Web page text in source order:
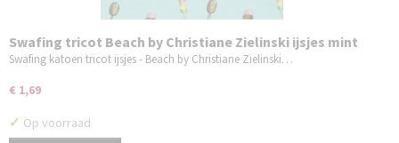
Swafing tricot Beach by Christiane Zielinski ijsjes mint
Swafing katoen tricot ijsjes - Beach by Christiane Zielinski…
€ 1,69
✓ Op voorraad